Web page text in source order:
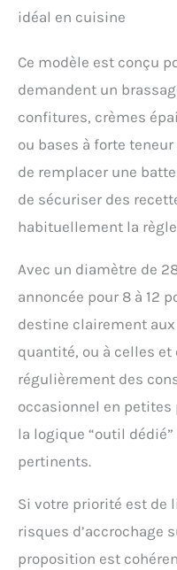
idéal en cuisine
Ce modèle est conçu
demandent un
confitures, crèmes
ou bases à forte teneur
de remplacer une
de sécuriser des
habituellement la
Avec un diamètre de
annoncée pour 8 à 12
destine clairement
quantité, ou à celles
régulièrement des
occasionnel en petites
la logique “outil
pertinents.
Si votre priorité est de
risques d’accrochage
proposition est